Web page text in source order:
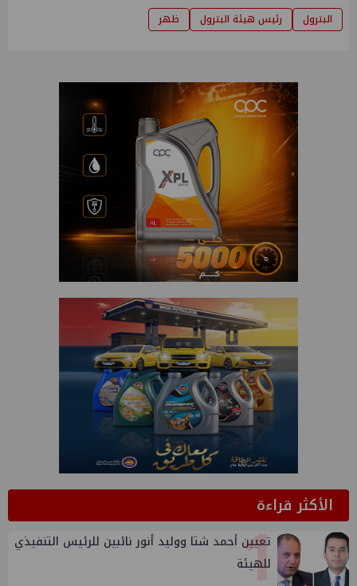
البترول رئيس هيئة البترول ظهر
الأكثر قراءة1
تعيين أحمد شتا ووليد أنور نائبين للرئيس التنفيذي
للهيئة